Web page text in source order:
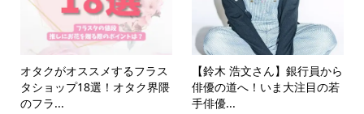
オタクがオススメするフラス
タショップ18選！オタク界隈
のフラ...
【鈴木 浩文さん】銀行員から
俳優の道へ！いま大注目の若
手俳優...